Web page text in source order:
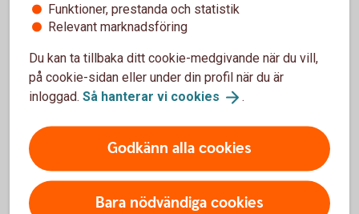
Vart vänder jag mig vid problem?
Kontakta Fitbit
Funktioner, prestanda och statistik
Relevant marknadsföring
Du kan ta tillbaka ditt cookie-medgivande när du vill,
på cookie-sidan eller under din profil när du är
inloggad. Så hanterar vi cookies .
Godkänn alla cookies
Bara nödvändiga cookies